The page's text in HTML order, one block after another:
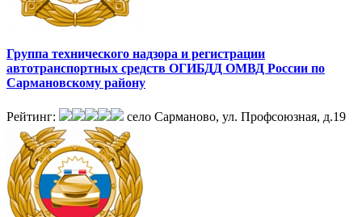
Группа технического надзора и регистрации
автотранспортных средств ОГИБДД ОМВД России по
Сармановскому району
Рейтинг: село Сарманово, ул. Профсоюзная, д.19